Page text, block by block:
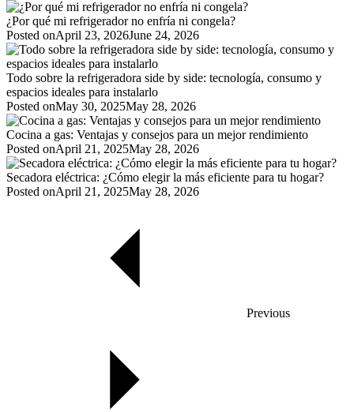
¿Por qué mi refrigerador no enfría ni congela?
Posted onApril 23, 2026June 24, 2026
Todo sobre la refrigeradora side by side: tecnología, consumo y
espacios ideales para instalarlo
Posted onMay 30, 2025May 28, 2026
Cocina a gas: Ventajas y consejos para un mejor rendimiento
Posted onApril 21, 2025May 28, 2026
Secadora eléctrica: ¿Cómo elegir la más eficiente para tu hogar?
Posted onApril 21, 2025May 28, 2026
Previous